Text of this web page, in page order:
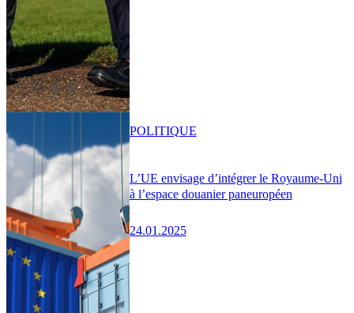
L’UE envisage d’intégrer le Royaume-Uni
à l’espace douanier paneuropéen
24.01.2025
POLITIQUE